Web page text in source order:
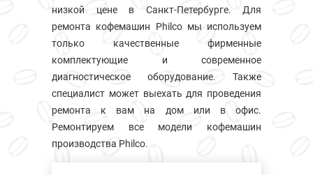
низкой цене в Санкт-Петербурге. Для
ремонта кофемашин Philco мы используем
только качественные фирменные
комплектующие и современное
диагностическое оборудование. Также
специалист может выехать для проведения
ремонта к вам на дом или в офис.
Ремонтируем все модели кофемашин
производства Philco.